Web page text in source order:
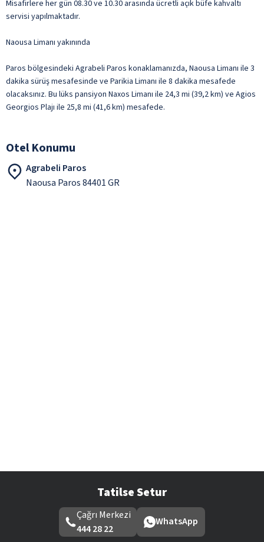
Misafirlere her gün 08.30 ve 10.30 arasında ücretli açık büfe kahvaltı
servisi yapılmaktadır.
Naousa Limanı yakınında
Paros bölgesindeki Agrabeli Paros konaklamanızda, Naousa Limanı ile 3
dakika sürüş mesafesinde ve Parikia Limanı ile 8 dakika mesafede
olacaksınız. Bu lüks pansiyon Naxos Limanı ile 24,3 mi (39,2 km) ve Agios
Georgios Plajı ile 25,8 mi (41,6 km) mesafede.
Otel Konumu
Agrabeli Paros
Naousa Paros 84401 GR
Tatilse Setur
Çağrı Merkezi
444 28 22
WhatsApp